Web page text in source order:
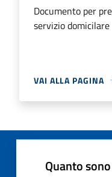
Documento per
servizio domicilare
VAI ALLA PAGINA
Quanto